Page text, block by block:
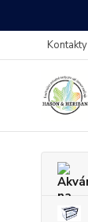
Kontakty